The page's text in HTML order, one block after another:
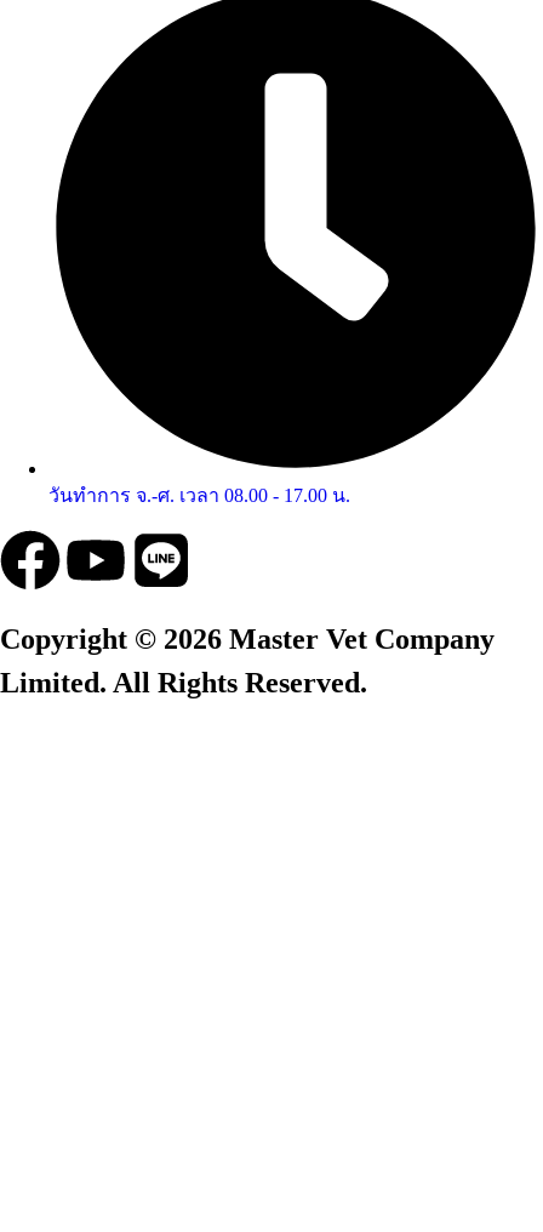
วันทำการ จ.-ศ. เวลา 08.00 - 17.00 น.
Copyright © 2026 Master Vet Company
Limited. All Rights Reserved.